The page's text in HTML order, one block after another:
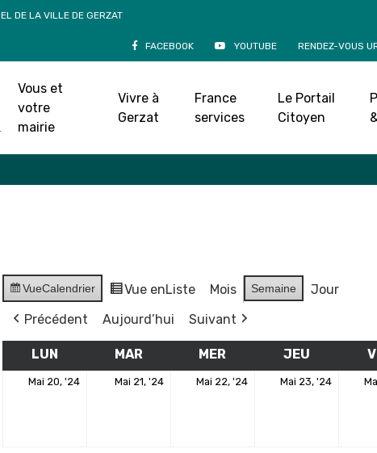
DE LA VILLE DE GERZAT
FACEBOOK YOUTUBE RENDEZ-VOUS
Vous et
votre
mairie
Vivre à
Gerzat
France
services
Le Portail
Citoyen
Accueil»Agenda
VueCalendrier Vue enListe Mois Semaine
Jour
Précédent
Aujourd’hui Suivant
LUN MARMARDI MER MERCREDIJEU
Mai 20, '24 Mai 21, '24 Mai 22, '24 Mai 23, '24